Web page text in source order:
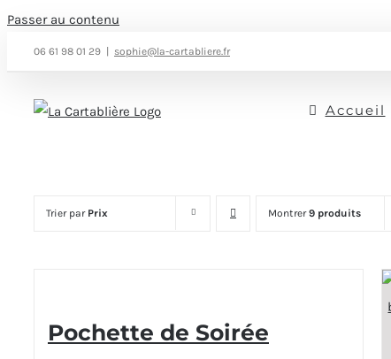
Passer au contenu
06 61 98 01 29 sophie@la-cartabliere.fr
Accueil
Trier par Prix Montrer9 produits
Pochette de Soirée